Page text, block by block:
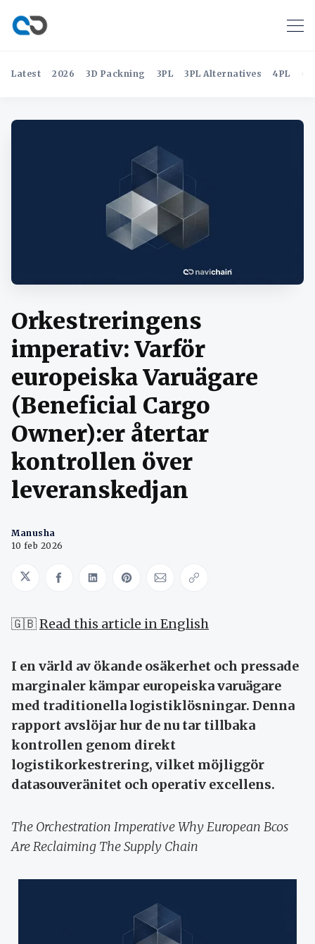
Latest 2026 3D Packning 3PL 3PL Alternatives 4PL
Orkestreringens
imperativ: Varför
europeiska Varuägare
(Beneficial Cargo
Owner):er återtar
kontrollen över
leveranskedjan
Manusha
10 feb 2026
Share on Twitter
Share on Facebook
Share on LinkedIn
Share on Pinterest
Share via Email
Copy link
🇬🇧Read this article in English
I en värld av ökande osäkerhet och pressade
marginaler kämpar europeiska varuägare
med traditionella logistiklösningar. Denna
rapport avslöjar hur de nu tar tillbaka
kontrollen genom direkt
logistikorkestrering, vilket möjliggör
datasouveränitet och operativ excellens.
The Orchestration Imperative Why European Bcos
Are Reclaiming The Supply Chain